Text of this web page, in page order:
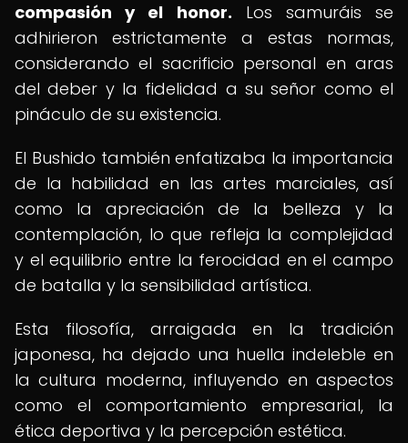
compasión y el honor. Los samuráis se
adhirieron estrictamente a estas normas,
considerando el sacrificio personal en aras
del deber y la fidelidad a su señor como el
pináculo de su existencia.
El Bushido también enfatizaba la importancia
de la habilidad en las artes marciales, así
como la apreciación de la belleza y la
contemplación, lo que refleja la complejidad
y el equilibrio entre la ferocidad en el campo
de batalla y la sensibilidad artística.
Esta filosofía, arraigada en la tradición
japonesa, ha dejado una huella indeleble en
la cultura moderna, influyendo en aspectos
como el comportamiento empresarial, la
ética deportiva y la percepción estética.